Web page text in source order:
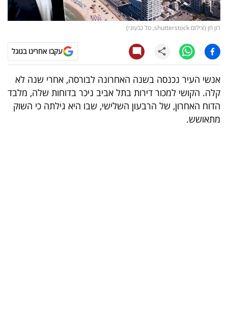
ויראלי
עסקי
ספורט
קריירה
ולימודים
רון חן (צילום shutterstock, טל גבעוני)
עקבו אחרינו בגוגל
אנשי העיר נכנסה בשנה האחרונה לבורסה, אחרי שנה לא
קלה. הקושי למכור דירות בתל אביב ניכר בדוחות שלה, מלבד
הדוח האחרון, של הרבעון השלישי, שבו היא גילתה כי השוק
מתאושש.